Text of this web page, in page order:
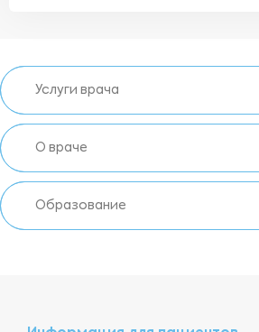
Услуги врача
О враче
Образование